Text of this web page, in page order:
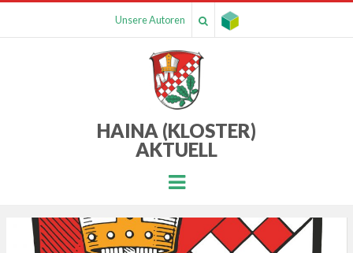
Unsere Autoren
HAINA (KLOSTER)
AKTUELL
Menu